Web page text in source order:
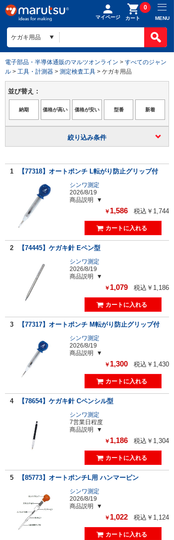
マイページ カート
0
MENU
電子部品・半導体通販のマルツオンライン > すべてのジャン
ル > 工具・計測器 > 測定検査工具 > ケガキ用品
並び替え：
絞り込み条件
1 【77318】オートポンチ L転がり防止グリップ付
シンワ測定
2026/8/19
商品説明
￥ 1,586 税込￥1,744
2 【74445】ケガキ針 Eペン型
シンワ測定
2026/8/19
商品説明
￥ 1,079 税込￥1,186
3 【77317】オートポンチ M転がり防止グリップ付
シンワ測定
2026/8/19
商品説明
￥ 1,300 税込￥1,430
4 【78654】ケガキ針 Cペンシル型
シンワ測定
7営業日程度
商品説明
￥ 1,186 税込￥1,304
5 【85773】オートポンチL用 ハンマーピン
シンワ測定
2026/8/19
商品説明
￥ 1,022 税込￥1,124